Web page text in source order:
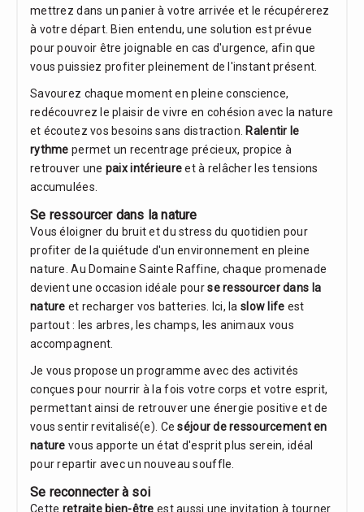
mettrez dans un panier à votre arrivée et le récupérerez
à votre départ. Bien entendu, une solution est prévue
pour pouvoir être joignable en cas d'urgence, afin que
vous puissiez profiter pleinement de l'instant présent.
Savourez chaque moment en pleine conscience,
redécouvrez le plaisir de vivre en cohésion avec la nature
et écoutez vos besoins sans distraction. Ralentir le
rythme permet un recentrage précieux, propice à
retrouver une paix intérieureet à relâcher les tensions
accumulées.
Se ressourcer dans la nature
Vous éloigner du bruit et du stress du quotidien pour
profiter de la quiétude d'un environnement en pleine
nature. Au Domaine Sainte Raffine, chaque promenade
devient une occasion idéale pourse ressourcer dans la
nature et recharger vos batteries. Ici, laslow life est
partout : les arbres, les champs, les animaux vous
accompagnent.
Je vous propose un programme avec des activités
conçues pour nourrir à la fois votre corps et votre esprit,
permettant ainsi de retrouver une énergie positive et de
vous sentir revitalisé(e). Ceséjour de ressourcement en
nature vous apporte un état d'esprit plus serein, idéal
pour repartir avec un nouveau souffle.
Se reconnecter à soi
Cette retraite bien-être est aussi une invitation à tourner